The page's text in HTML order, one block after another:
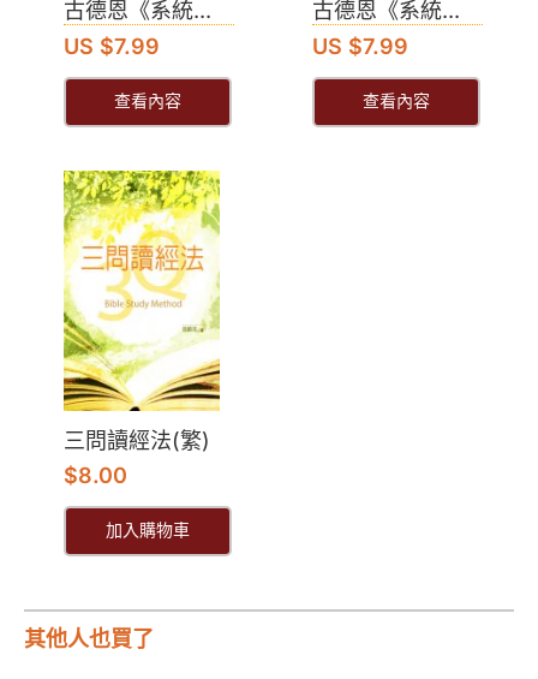
古德恩《系統...
US $7.99
查看內容
古德恩《系統...
US $7.99
查看內容
三問讀經法(繁)
$8.00
加入購物車
其他人也買了